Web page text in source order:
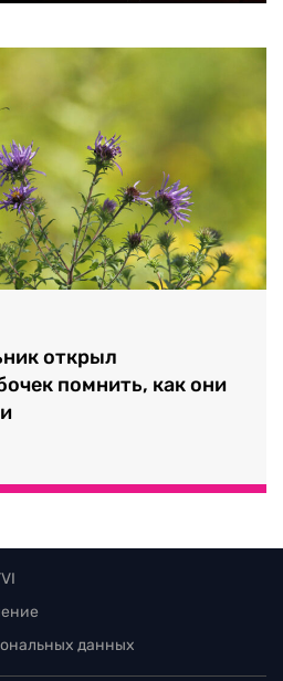
открыл
помнить, как они
данных